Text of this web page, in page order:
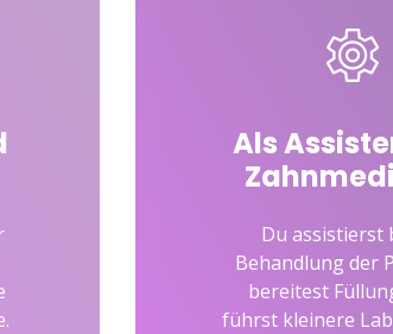
Als
Du assistierst
Behandlung der
bereitest
führst kleinere